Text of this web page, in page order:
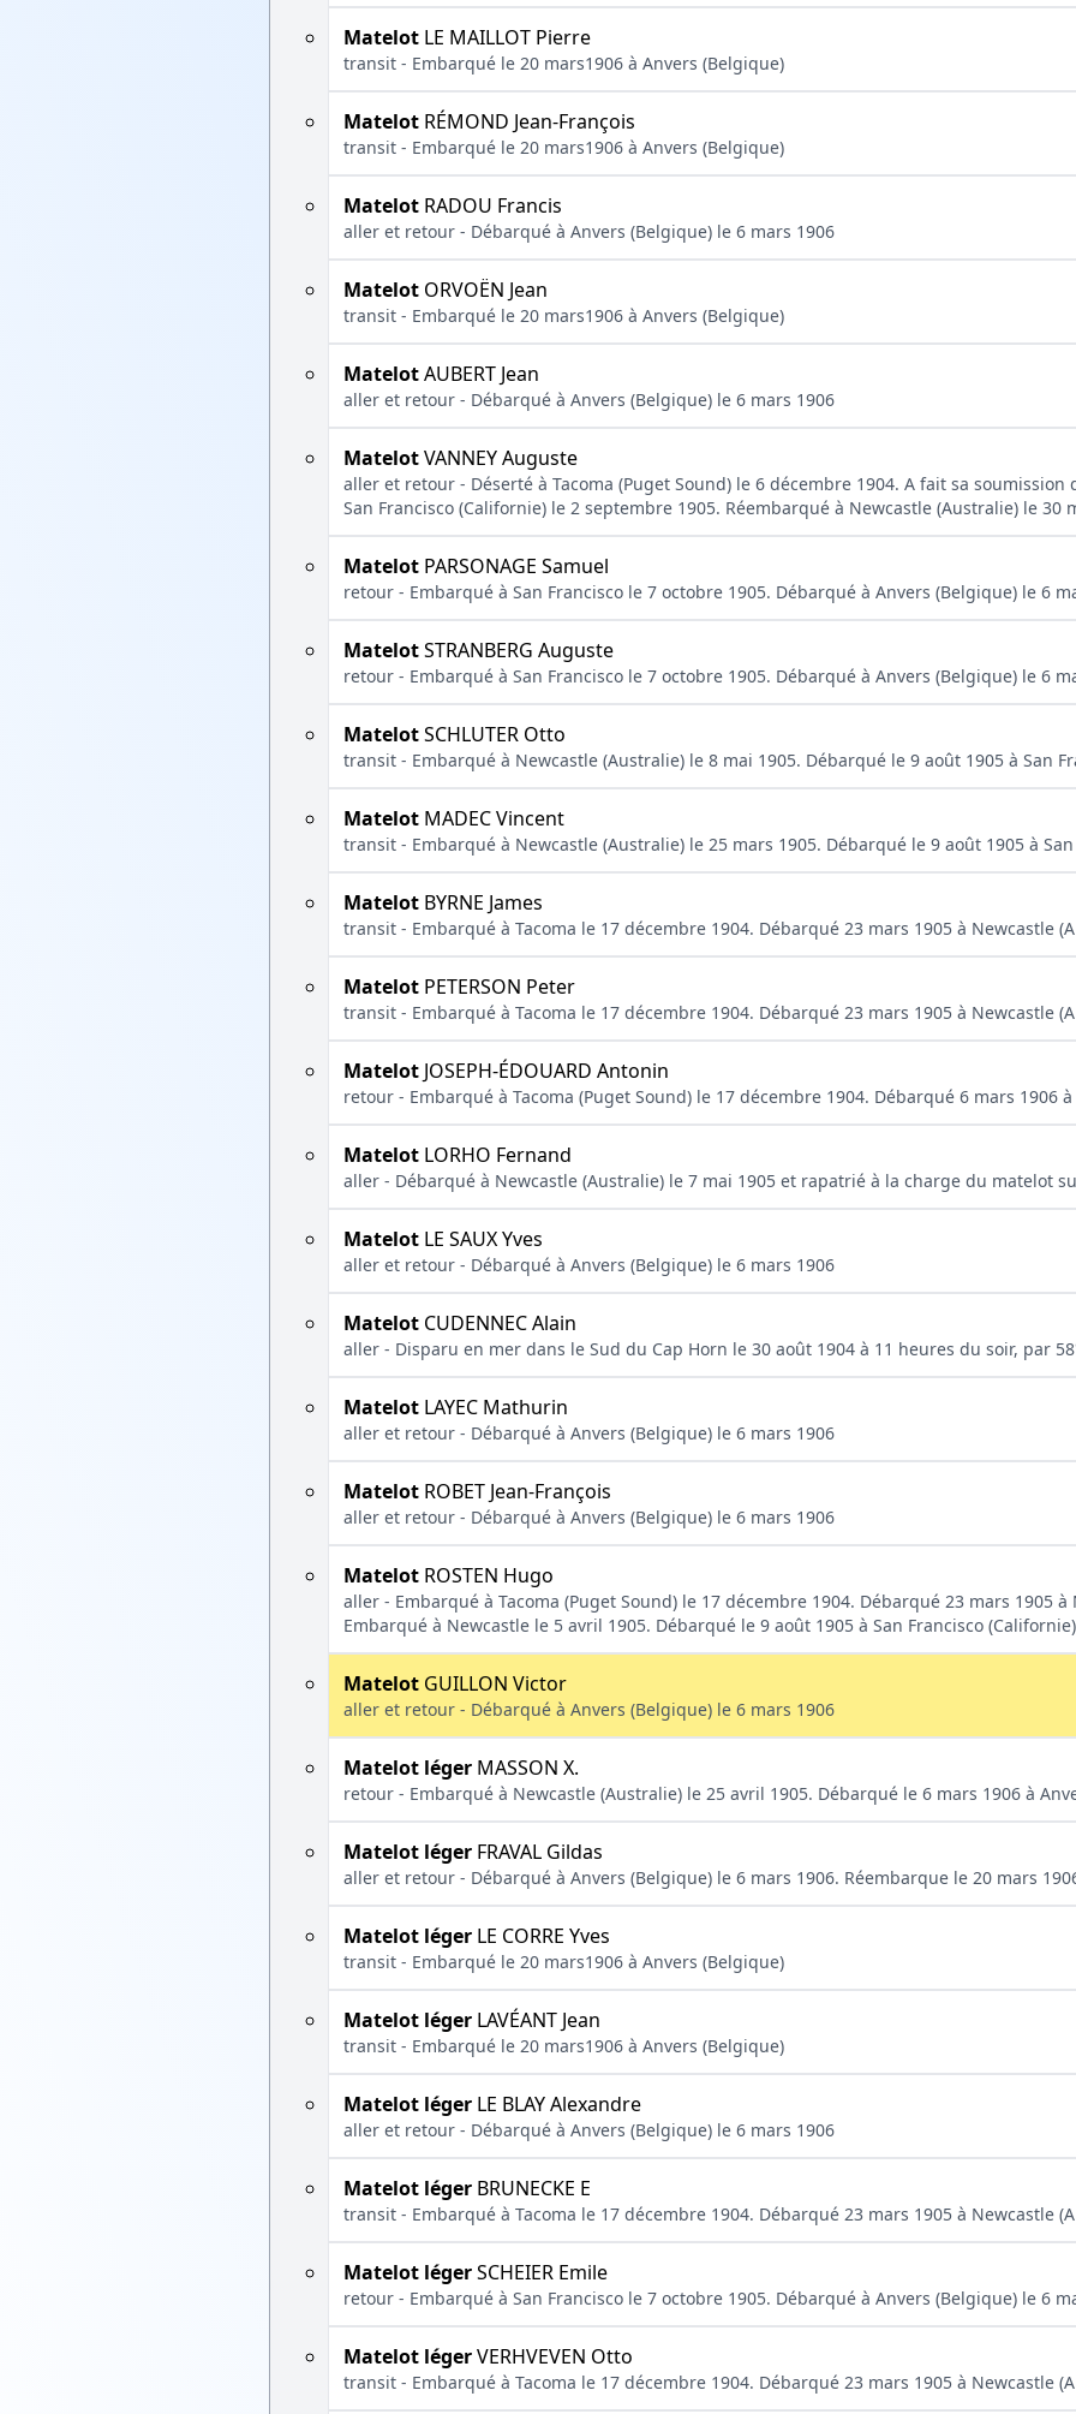
Matelot LE MAILLOT Pierre
transit - Embarqué le 20 mars1906 à Anvers (Belgique)
Matelot RÉMOND Jean-François
transit - Embarqué le 20 mars1906 à Anvers (Belgique)
Matelot RADOU Francis
aller et retour - Débarqué à Anvers (Belgique) le 6 mars 1906
Matelot ORVOËN Jean
transit - Embarqué le 20 mars1906 à Anvers (Belgique)
MatelotAUBERT Jean
aller et retour - Débarqué à Anvers (Belgique) le 6 mars 1906
MatelotVANNEY Auguste
aller et retour - Déserté à Tacoma (Puget Sound) le 6 décembre 1904. A fait sa soumission
San Francisco (Californie) le 2 septembre 1905. Réembarqué à Newcastle (Australie) le 30
Matelot PARSONAGE Samuel
retour - Embarqué à San Francisco le 7 octobre 1905. Débarqué à Anvers (Belgique) le 6
MatelotSTRANBERG Auguste
retour - Embarqué à San Francisco le 7 octobre 1905. Débarqué à Anvers (Belgique) le 6
MatelotSCHLUTER Otto
transit - Embarqué à Newcastle (Australie) le 8 mai 1905. Débarqué le 9 août 1905 à San
Matelot MADEC Vincent
transit - Embarqué à Newcastle (Australie) le 25 mars 1905. Débarqué le 9 août 1905 à
Matelot BYRNE James
transit - Embarqué à Tacoma le 17 décembre 1904. Débarqué 23 mars 1905 à Newcastle
Matelot PETERSON Peter
transit - Embarqué à Tacoma le 17 décembre 1904. Débarqué 23 mars 1905 à Newcastle
Matelot JOSEPH-ÉDOUARD Antonin
retour - Embarqué à Tacoma (Puget Sound) le 17 décembre 1904. Débarqué 6 mars 1906
Matelot LORHO Fernand
aller - Débarqué à Newcastle (Australie) le 7 mai 1905 et rapatrié à la charge du matelot
Matelot LE SAUX Yves
aller et retour - Débarqué à Anvers (Belgique) le 6 mars 1906
Matelot CUDENNEC Alain
aller - Disparu en mer dans le Sud du Cap Horn le 30 août 1904 à 11 heures du soir, par
Matelot LAYEC Mathurin
aller et retour - Débarqué à Anvers (Belgique) le 6 mars 1906
Matelot ROBET Jean-François
aller et retour - Débarqué à Anvers (Belgique) le 6 mars 1906
Matelot ROSTEN Hugo
aller - Embarqué à Tacoma (Puget Sound) le 17 décembre 1904. Débarqué 23 mars 1905
Embarqué à Newcastle le 5 avril 1905. Débarqué le 9 août 1905 à San Francisco (Californie)
Matelot GUILLON Victor
aller et retour - Débarqué à Anvers (Belgique) le 6 mars 1906
Matelot léger MASSON X.
retour - Embarqué à Newcastle (Australie) le 25 avril 1905. Débarqué le 6 mars 1906 à
Matelot léger FRAVAL Gildas
aller et retour - Débarqué à Anvers (Belgique) le 6 mars 1906. Réembarque le 20 mars
Matelot léger LE CORRE Yves
transit - Embarqué le 20 mars1906 à Anvers (Belgique)
Matelot léger LAVÉANT Jean
transit - Embarqué le 20 mars1906 à Anvers (Belgique)
Matelot léger LE BLAY Alexandre
aller et retour - Débarqué à Anvers (Belgique) le 6 mars 1906
Matelot léger BRUNECKE E
transit - Embarqué à Tacoma le 17 décembre 1904. Débarqué 23 mars 1905 à Newcastle
Matelot légerSCHEIER Emile
retour - Embarqué à San Francisco le 7 octobre 1905. Débarqué à Anvers (Belgique) le 6
Matelot légerVERHVEVEN Otto
transit - Embarqué à Tacoma le 17 décembre 1904. Débarqué 23 mars 1905 à Newcastle